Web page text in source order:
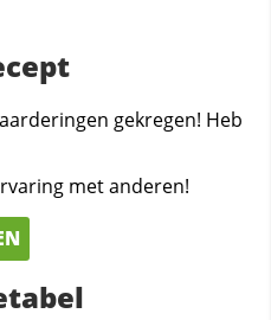
gekregen! Heb
met anderen!